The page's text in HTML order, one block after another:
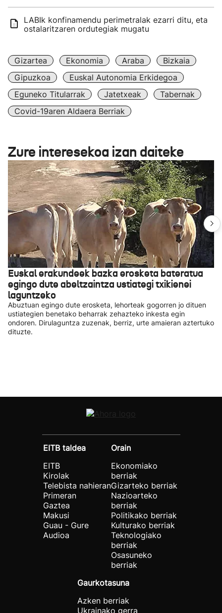
LABIk konfinamendu perimetralak ezarri ditu, eta
ostalaritzaren ordutegiak mugatu
Gizartea Ekonomia Araba
Bizkaia
Gipuzkoa
Euskal Autonomia Erkidegoa
Eguneko Titularrak
Jatetxeak
Tabernak
Covid-19aren Aldaera Berriak
Zure interesekoa izan daiteke
Euskal erakundeek bazka erosketa bateratua
egingo dute abeltzaintza ustiategi txikienei
laguntzeko
Abuztuan egingo dute erosketa, lehorteak gogorren jo dituen
ustiategien benetako beharrak zehazteko inkesta egin
ondoren. Dirulaguntza zuzenak, berriz, urte amaieran aztertuko
dituzte.
EITB taldea
EITB
Kirolak
Telebista nahieran
Primeran
Gaztea
Makusi
Guau - Gure
Audioa
Orain
Ekonomiako
berriak
Gizarteko berriak
Nazioarteko
berriak
Politikako berriak
Kulturako berriak
Teknologiako
berriak
Osasuneko
berriak
Gaurkotasuna
Azken berriak
Ukrainako gerra